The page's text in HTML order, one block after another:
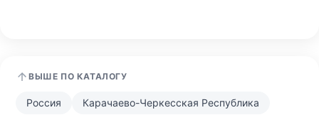
ВЫШЕ ПО КАТАЛОГУ
Россия Карачаево-Черкесская Республика